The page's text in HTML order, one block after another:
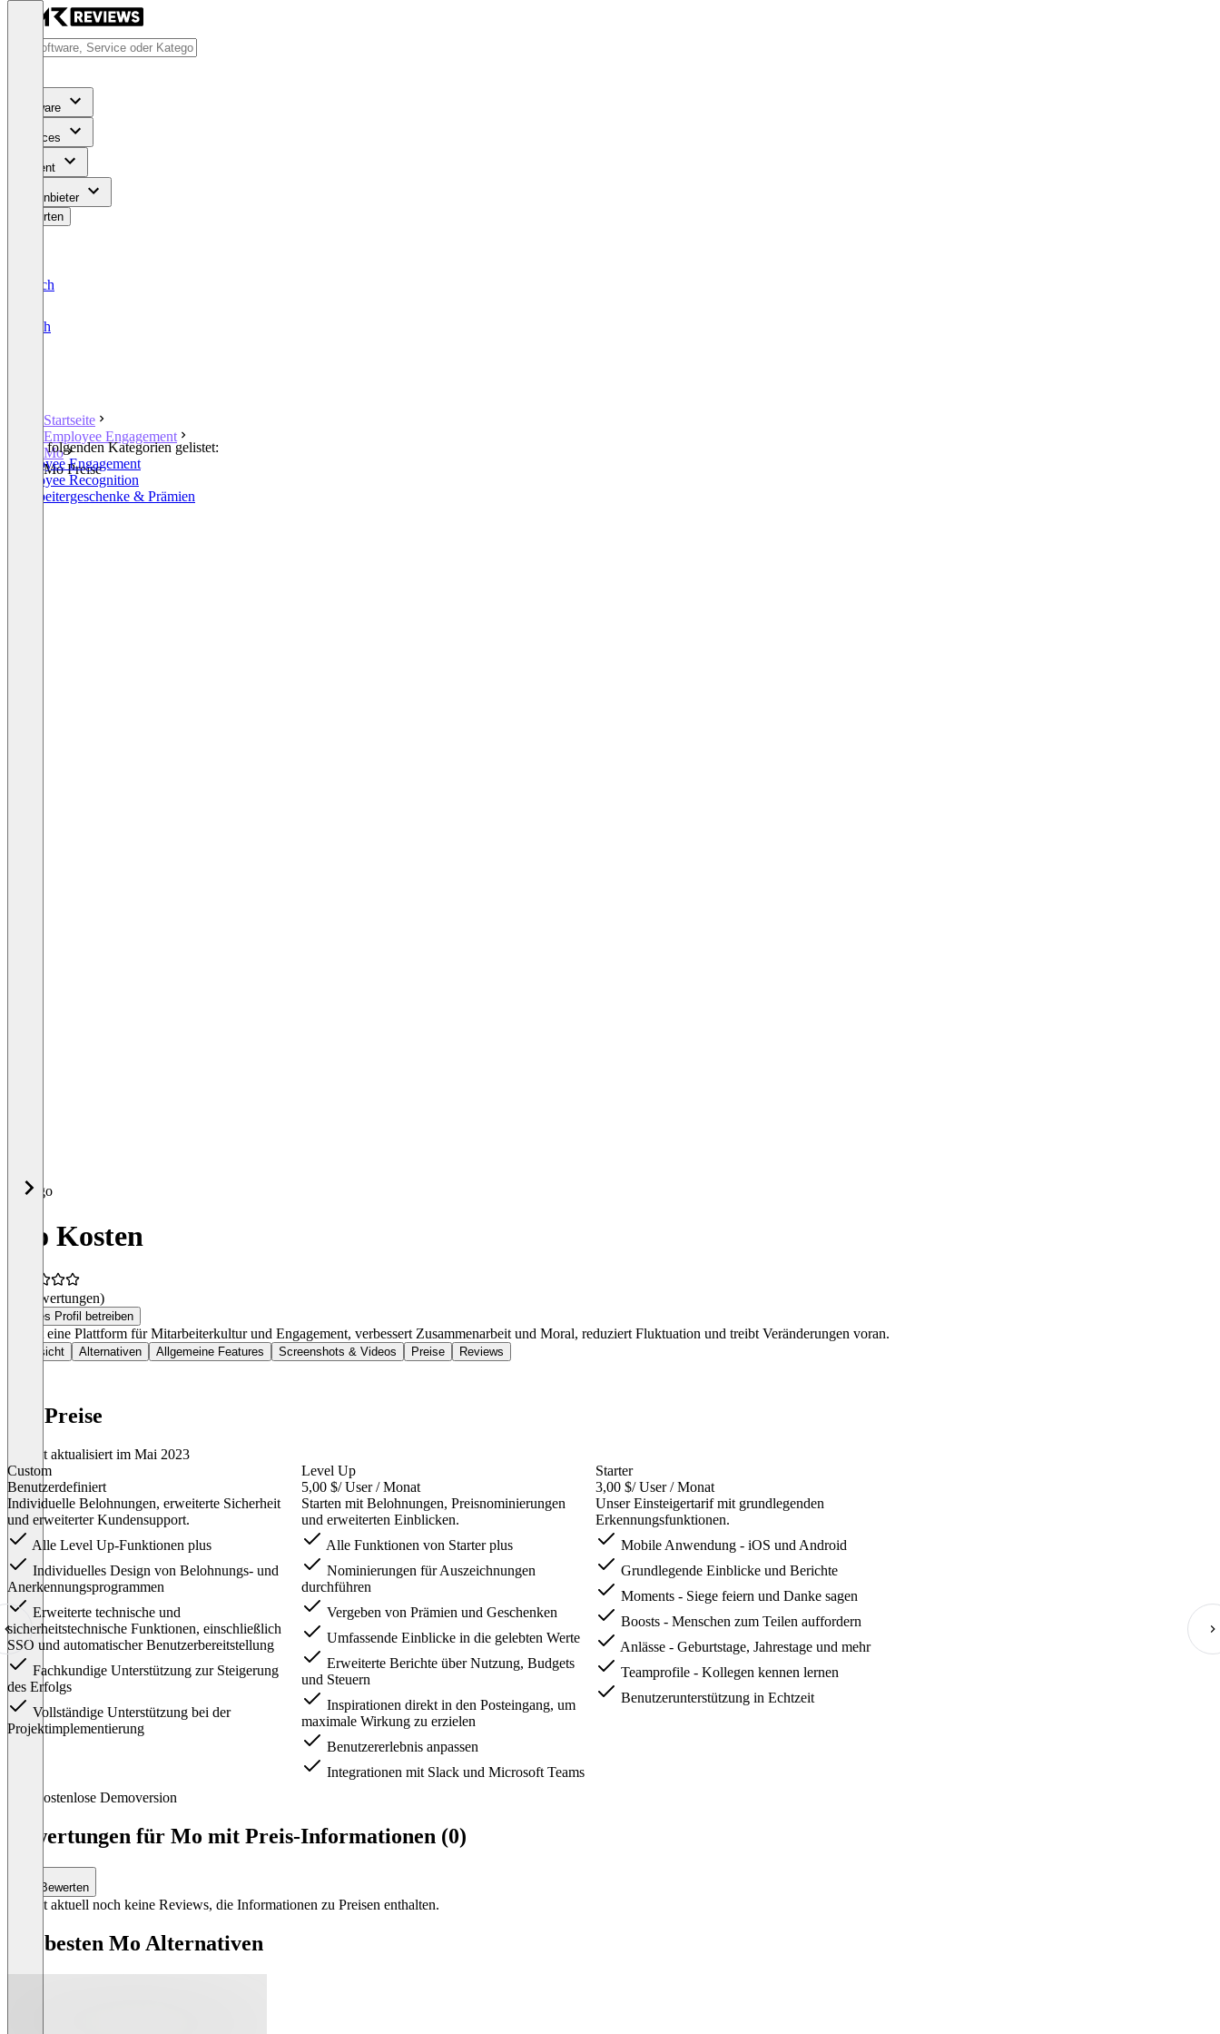
Software
Services
Content
Für Anbieter
Bewerten
Deutsch
English
Startseite
Employee Engagement
Mo
Mo Preise
In den folgenden Kategorien gelistet:
Employee Engagement
Employee Recognition
Mitarbeitergeschenke & Prämien
Mo Kosten
(0 Bewertungen)
Dieses Profil betreiben
Mo ist eine Plattform für Mitarbeiterkultur und Engagement, verbessert Zusammenarbeit und Moral, reduziert Fluktuation und treibt Veränderungen voran.
Übersicht Alternativen Allgemeine Features Screenshots & Videos Preise Reviews
Mo Preise
Zuletzt aktualisiert im Mai 2023
Custom
Benutzerdefiniert
Individuelle Belohnungen, erweiterte Sicherheit
und erweiterter Kundensupport.
Alle Level Up-Funktionen plus
Individuelles Design von Belohnungs- und
Anerkennungsprogrammen
Erweiterte technische und
sicherheitstechnische Funktionen, einschließlich
SSO und automatischer Benutzerbereitstellung
Fachkundige Unterstützung zur Steigerung
des Erfolgs
Vollständige Unterstützung bei der
Projektimplementierung
Level Up
5,00 $/ User / Monat
Starten mit Belohnungen, Preisnominierungen
und erweiterten Einblicken.
Alle Funktionen von Starter plus
Nominierungen für Auszeichnungen
durchführen
Vergeben von Prämien und Geschenken
Umfassende Einblicke in die gelebten Werte
Erweiterte Berichte über Nutzung, Budgets
und Steuern
Inspirationen direkt in den Posteingang, um
maximale Wirkung zu erzielen
Benutzererlebnis anpassen
Integrationen mit Slack und Microsoft Teams
Starter
3,00 $/ User / Monat
Unser Einsteigertarif mit grundlegenden
Erkennungsfunktionen.
Mobile Anwendung - iOS und Android
Grundlegende Einblicke und Berichte
Moments - Siege feiern und Danke sagen
Boosts - Menschen zum Teilen auffordern
Anlässe - Geburtstage, Jahrestage und mehr
Teamprofile - Kollegen kennen lernen
Benutzerunterstützung in Echtzeit
Kostenlose Demoversion
Bewertungen für Mo mit Preis-Informationen (0)
Bewerten
Es gibt aktuell noch keine Reviews, die Informationen zu Preisen enthalten.
Die besten Mo Alternativen